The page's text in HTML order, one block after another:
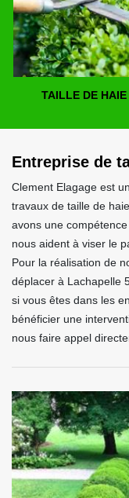
TAILLE DE HAIE
Entreprise de
Clement Elagage est
travaux de taille de
avons une
nous aident à viser le
Pour la réalisation de
déplacer à Lachapelle
si vous êtes dans les
bénéficier une
nous faire appel